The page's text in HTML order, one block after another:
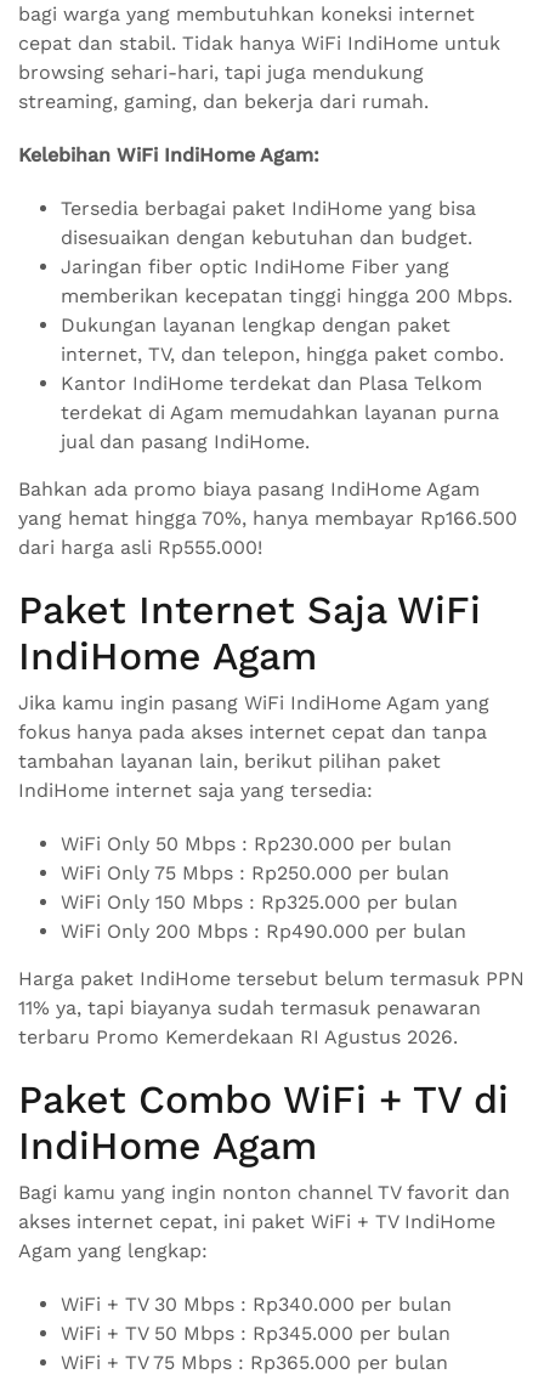
bagi warga yang membutuhkan koneksi internet
cepat dan stabil. Tidak hanya WiFi IndiHome untuk
browsing sehari-hari, tapi juga mendukung
streaming, gaming, dan bekerja dari rumah.
Kelebihan WiFi IndiHome Agam:
Tersedia berbagai paket IndiHome yang bisa
disesuaikan dengan kebutuhan dan budget.
Jaringan fiber optic IndiHome Fiber yang
memberikan kecepatan tinggi hingga 200 Mbps.
Dukungan layanan lengkap dengan paket
internet, TV, dan telepon, hingga paket combo.
Kantor IndiHome terdekat dan Plasa Telkom
terdekat di Agam memudahkan layanan purna
jual dan pasang IndiHome.
Bahkan ada promo biaya pasang IndiHome Agam
yang hemat hingga 70%, hanya membayar Rp166.500
dari harga asli Rp555.000!
Paket Internet Saja WiFi
IndiHome Agam
Jika kamu ingin pasang WiFi IndiHome Agam yang
fokus hanya pada akses internet cepat dan tanpa
tambahan layanan lain, berikut pilihan paket
IndiHome internet saja yang tersedia:
WiFi Only 50 Mbps : Rp230.000 per bulan
WiFi Only 75 Mbps : Rp250.000 per bulan
WiFi Only 150 Mbps : Rp325.000 per bulan
WiFi Only 200 Mbps : Rp490.000 per bulan
Harga paket IndiHome tersebut belum termasuk PPN
11% ya, tapi biayanya sudah termasuk penawaran
terbaru Promo Kemerdekaan RI Agustus 2026.
Paket Combo WiFi + TV di
IndiHome Agam
Bagi kamu yang ingin nonton channel TV favorit dan
akses internet cepat, ini paket WiFi + TV IndiHome
Agam yang lengkap:
WiFi + TV 30 Mbps : Rp340.000 per bulan
WiFi + TV 50 Mbps : Rp345.000 per bulan
WiFi + TV 75 Mbps : Rp365.000 per bulan